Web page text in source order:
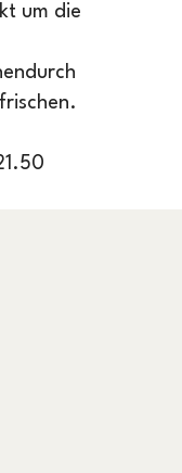
um die